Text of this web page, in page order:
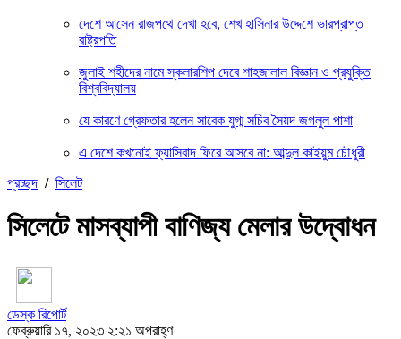
দেশে আসেন রাজপথে দেখা হবে, শেখ হাসিনার উদ্দেশে ভারপ্রাপ্ত
রাষ্ট্রপতি
জুলাই শহীদের নামে স্কলারশিপ দেবে শাহজালাল বিজ্ঞান ও প্রযুক্তি
বিশ্ববিদ্যালয়
যে কারণে গ্রেফতার হলেন সাবেক যুগ্ম সচিব সৈয়দ জগলুল পাশা
এ দেশে কখনোই ফ্যাসিবাদ ফিরে আসবে না: আব্দুল কাইয়ুম চৌধুরী
প্রচ্ছদ / সিলেট
সিলেটে মাসব্যাপী বাণিজ্য মেলার উদ্বোধন
ডেস্ক রিপোর্ট
ফেব্রুয়ারি ১৭, ২০২৩ ২:২১ অপরাহ্ণ